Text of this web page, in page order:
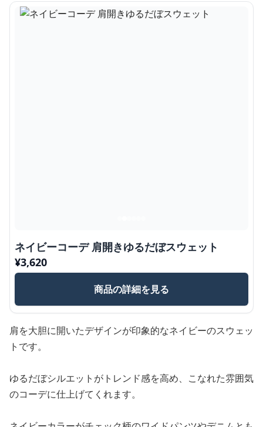
ネイビーコーデ 肩開きゆるだぼスウェット
¥3,620
商品の詳細を見る
肩を大胆に開いたデザインが印象的なネイビーのスウェッ
トです。
ゆるだぼシルエットがトレンド感を高め、こなれた雰囲気
のコーデに仕上げてくれます。